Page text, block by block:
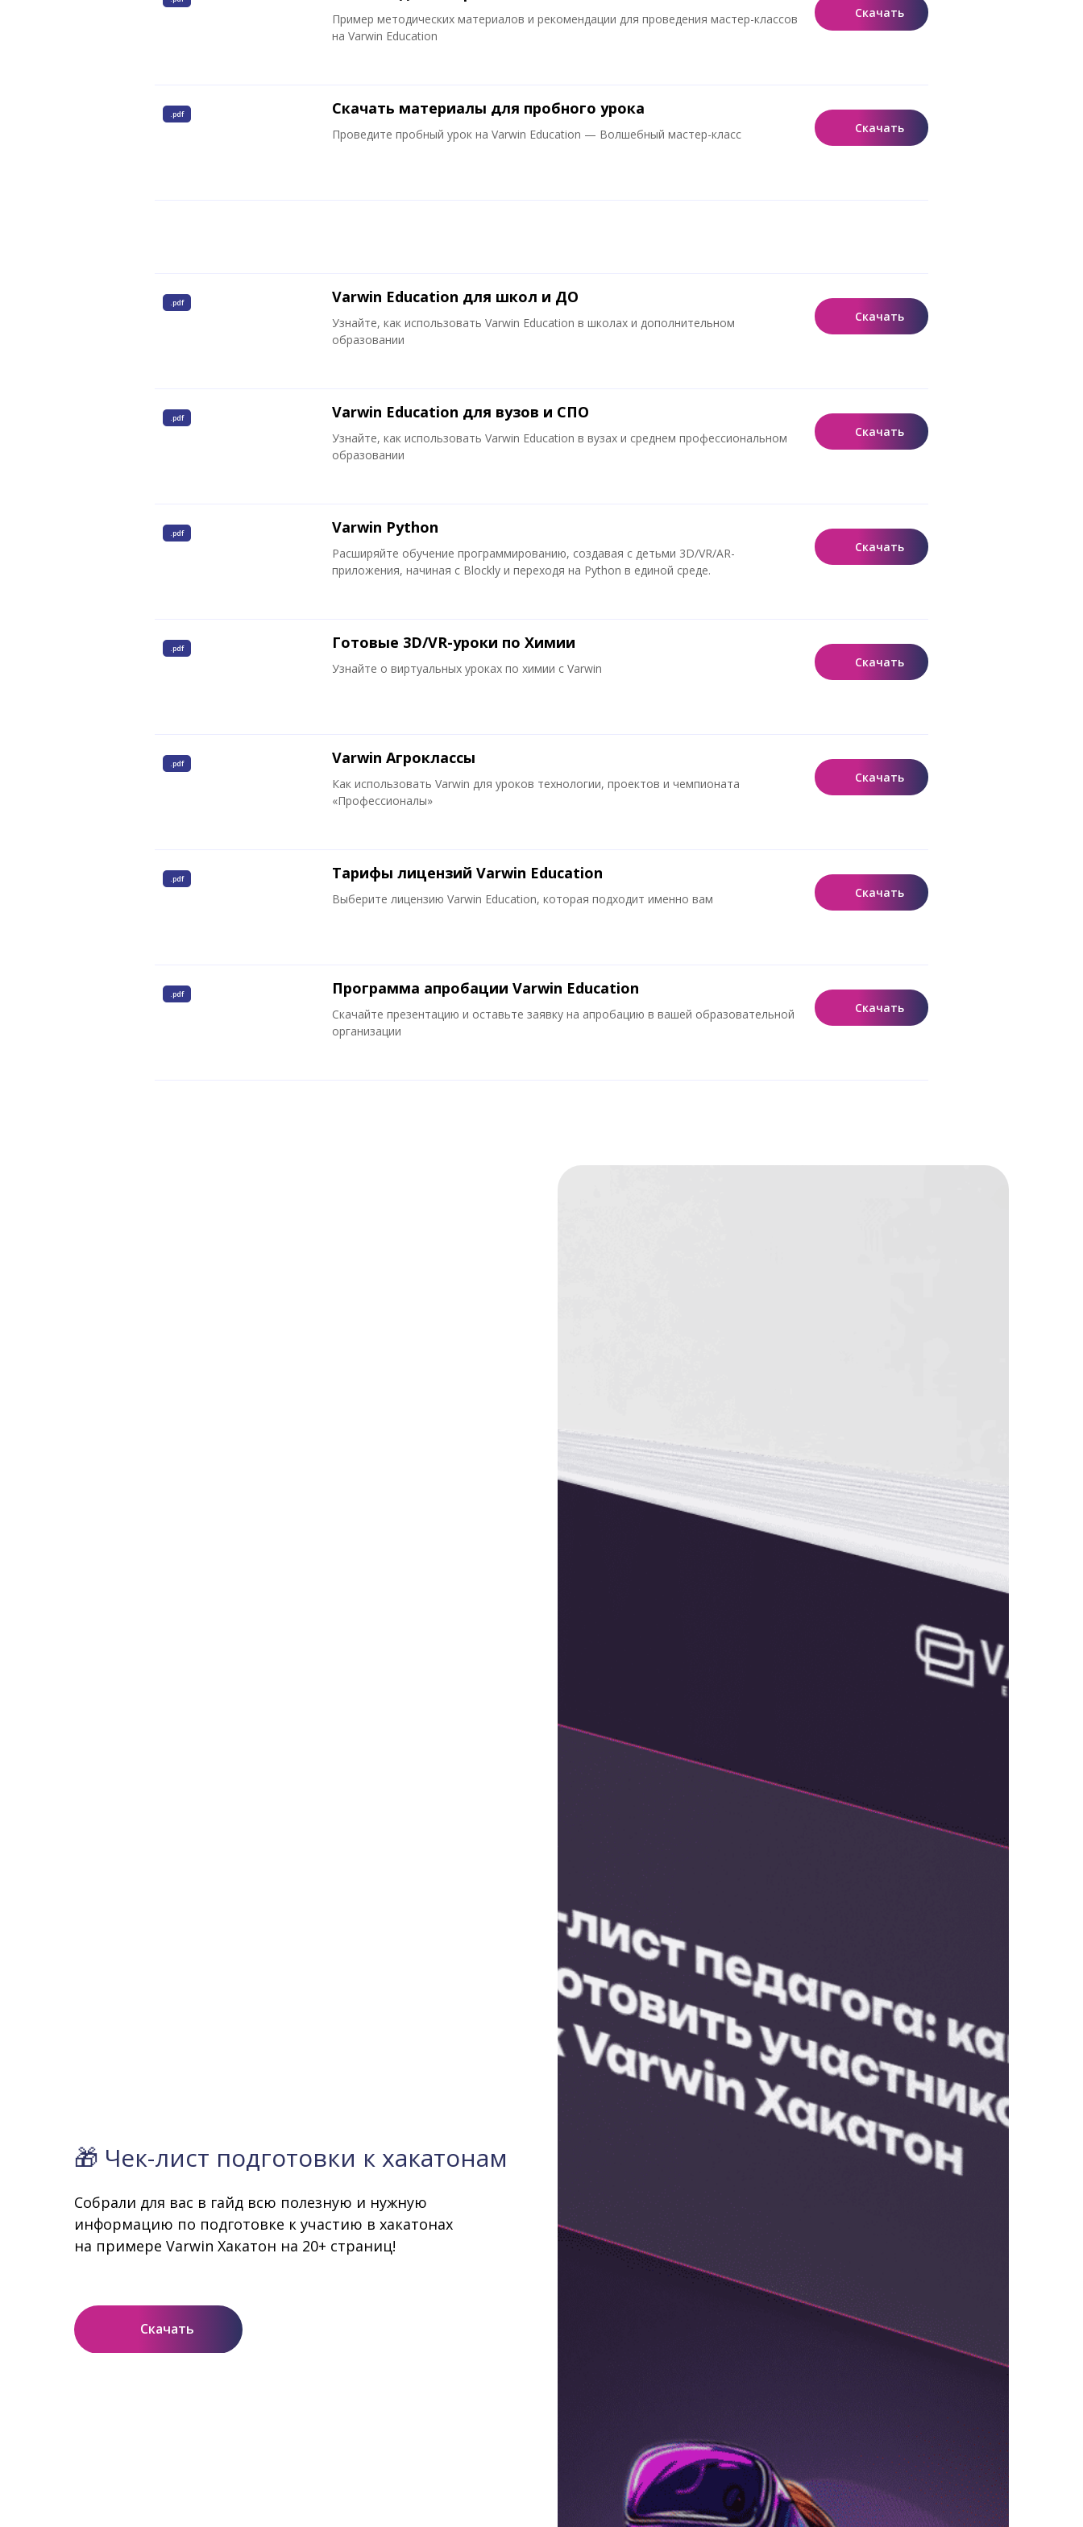
Пример методических материалов и рекомендации для проведения мастер-классов
на Varwin Education
Скачать
.pdf Скачать материалы для пробного урока
Проведите пробный урок на Varwin Education — Волшебный мастер-класс Скачать
.pdf Varwin Education для школ и ДО
Узнайте, как использовать Varwin Education в школах и дополнительном
образовании
Скачать
.pdf Varwin Education для вузов и СПО
Узнайте, как использовать Varwin Education в вузах и среднем профессиональном
образовании
Скачать
.pdf Varwin Python
Расширяйте обучение программированию, создавая с детьми 3D/VR/AR-
приложения, начиная с Blockly и переходя на Python в единой среде.
Скачать
.pdf Готовые 3D/VR-уроки по Химии
Узнайте о виртуальных уроках по химии с Varwin Скачать
.pdf Varwin Агроклассы
Как использовать Varwin для уроков технологии, проектов и чемпионата
«Профессионалы»
Скачать
.pdf Тарифы лицензий Varwin Education
Выберите лицензию Varwin Education, которая подходит именно вам Скачать
.pdf Программа апробации Varwin Education
Скачайте презентацию и оставьте заявку на апробацию в вашей образовательной
организации
Скачать
🎁 Чек-лист подготовки к хакатонам
Собрали для вас в гайд всю полезную и нужную
информацию по подготовке к участию в хакатонах
на примере Varwin Хакатон на 20+ страниц!
Скачать